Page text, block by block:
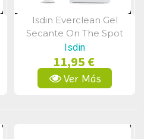
Vista Rápida
Isdin Everclean Gel
Secante On The Spot
10ml
Isdin
11,95 €
Ver Más